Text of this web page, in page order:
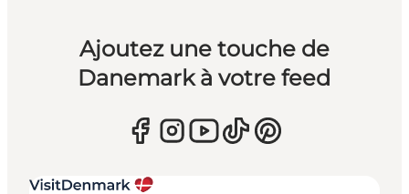
Ajoutez une touche de
Danemark à votre feed